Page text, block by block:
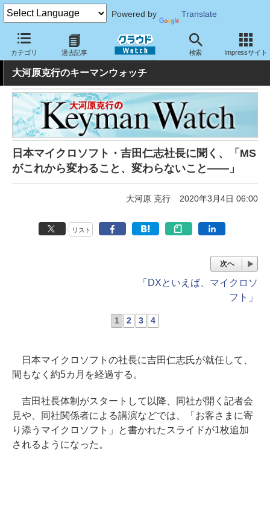
Powered by Translate
カテゴリ 過去記事 検索 Impressサイト
クラウド Watch トピック 事業戦略
大河原克行のキーマンウォッチ
日本マイクロソフト・吉田仁志社長に聞く、「MS
がこれから変わること、変わらないこと――」
大河原 克行 2020年3月4日 06:00
リスト
次へ
「DXといえば、マイクロソ
フト」
1 2 3 4
日本マイクロソフトの社長に吉田仁志氏が就任して、
間もなく約5カ月を経過する。
吉田社長体制がスタートして以降、同社が開く記者会
見や、同社関係者による講演などでは、「お客さまに寄
り添うマイクロソフト」と書かれたスライドが1枚追加
されるようになった。